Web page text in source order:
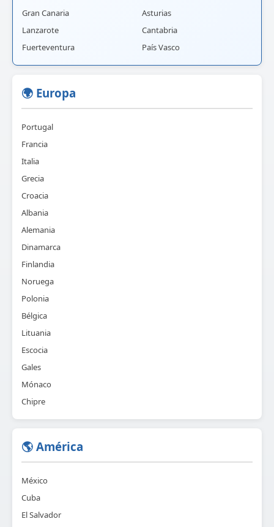
Gran Canaria
Lanzarote
Fuerteventura
Asturias
Cantabria
País Vasco
🌍 Europa
Portugal
Francia
Italia
Grecia
Croacia
Albania
Alemania
Dinamarca
Finlandia
Noruega
Polonia
Bélgica
Lituania
Escocia
Gales
Mónaco
Chipre
🌎 América
México
Cuba
El Salvador